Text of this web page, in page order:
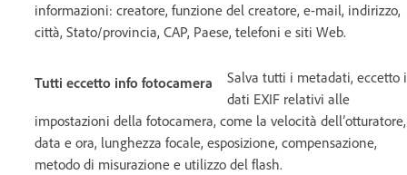
informazioni: creatore, funzione del creatore, e-mail, indirizzo,
città, Stato/provincia, CAP, Paese, telefoni e siti Web.
Tutti eccetto info fotocamera
Salva tutti i metadati, eccetto i
dati EXIF relativi alle
impostazioni della fotocamera, come la velocità dell’otturatore,
data e ora, lunghezza focale, esposizione, compensazione,
metodo di misurazione e utilizzo del flash.